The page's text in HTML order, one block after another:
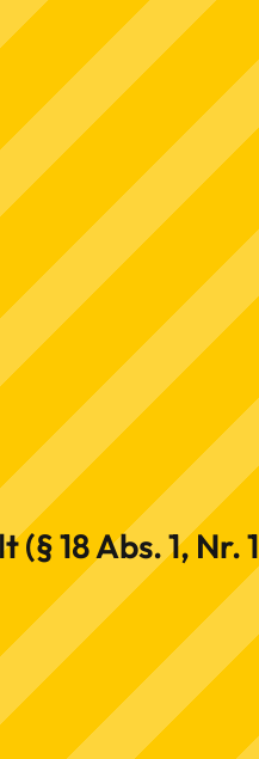
18 Abs. 1, Nr. 1